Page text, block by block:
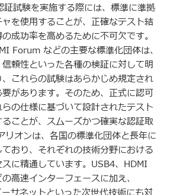
試験を実施する際には、標準に準拠
を使用することが、正確なテスト結
成功率を高めるために不可欠です。
Forum などの主要な標準化団体は、
頼性といった各種の検証に対して明
これらの試験はあらかじめ規定され
があります。そのため、正式に認可
の仕様に基づいて設計されたテスト
ことが、スムーズかつ確実な認証取
リオンは、各国の標準化団体と長年に
おり、それぞれの技術分野における
に精通しています。USB4、HDMI
高速インターフェースに加え、